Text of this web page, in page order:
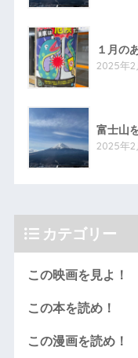
１月の
2025年2
富士山
2025年2
カテゴリー
この映画を見よ！
この本を読め！
この漫画を読め！